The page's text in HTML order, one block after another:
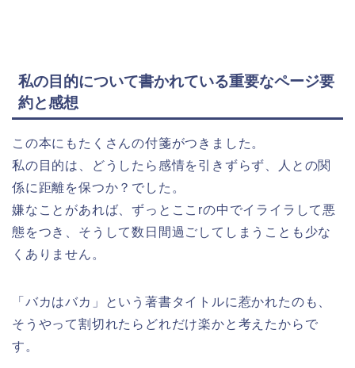
私の目的について書かれている重要なページ要
約と感想
この本にもたくさんの付箋がつきました。
私の目的は、どうしたら感情を引きずらず、人との関
係に距離を保つか？でした。
嫌なことがあれば、ずっとここrの中でイライラして悪
態をつき、そうして数日間過ごしてしまうことも少な
くありません。
「バカはバカ」という著書タイトルに惹かれたのも、
そうやって割切れたらどれだけ楽かと考えたからで
す。